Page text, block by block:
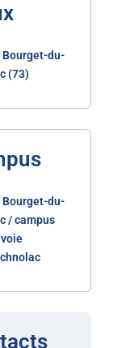
Bourget-du-
(73)
Bourget-du-
/ campus